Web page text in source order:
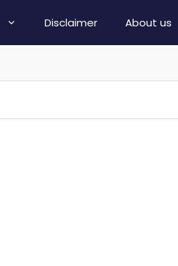
Disclaimer About us